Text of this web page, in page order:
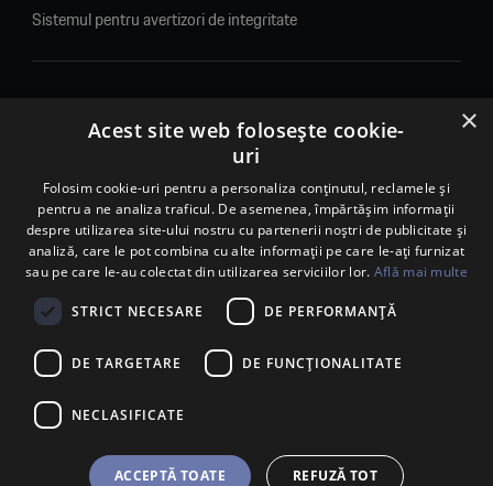
Sistemul pentru avertizori de integritate
© 2026. Porsche Inter Auto Romania. Toate drepturile rezervate.
Porsche Inter Auto Romania SRL
RO22188461 J2007002067233
B-dul Pipera, nr. 2, Sala 1, Etaj 2, Voluntari, jud.Ilfov - sediu
social
B-dul Pipera, nr. 1/X, Centrul Porsche București – PCB,
Voluntari, jud. Ilfov – punct de lucru
Calea Lugojului, nr. 136, loc. Ghiroda, jud. Timiș – punct de
×
Acest site web folosește cookie-
uri
Folosim cookie-uri pentru a personaliza conținutul, reclamele și
pentru a ne analiza traficul. De asemenea, împărtășim informații
despre utilizarea site-ului nostru cu partenerii noștri de publicitate și
analiză, care le pot combina cu alte informații pe care le-ați furnizat
sau pe care le-au colectat din utilizarea serviciilor lor. Află mai multe
STRICT NECESARE DE PERFORMANȚĂ
DE TARGETARE DE FUNCŢIONALITATE
NECLASIFICATE
ACCEPTĂ TOATE REFUZĂ TOT